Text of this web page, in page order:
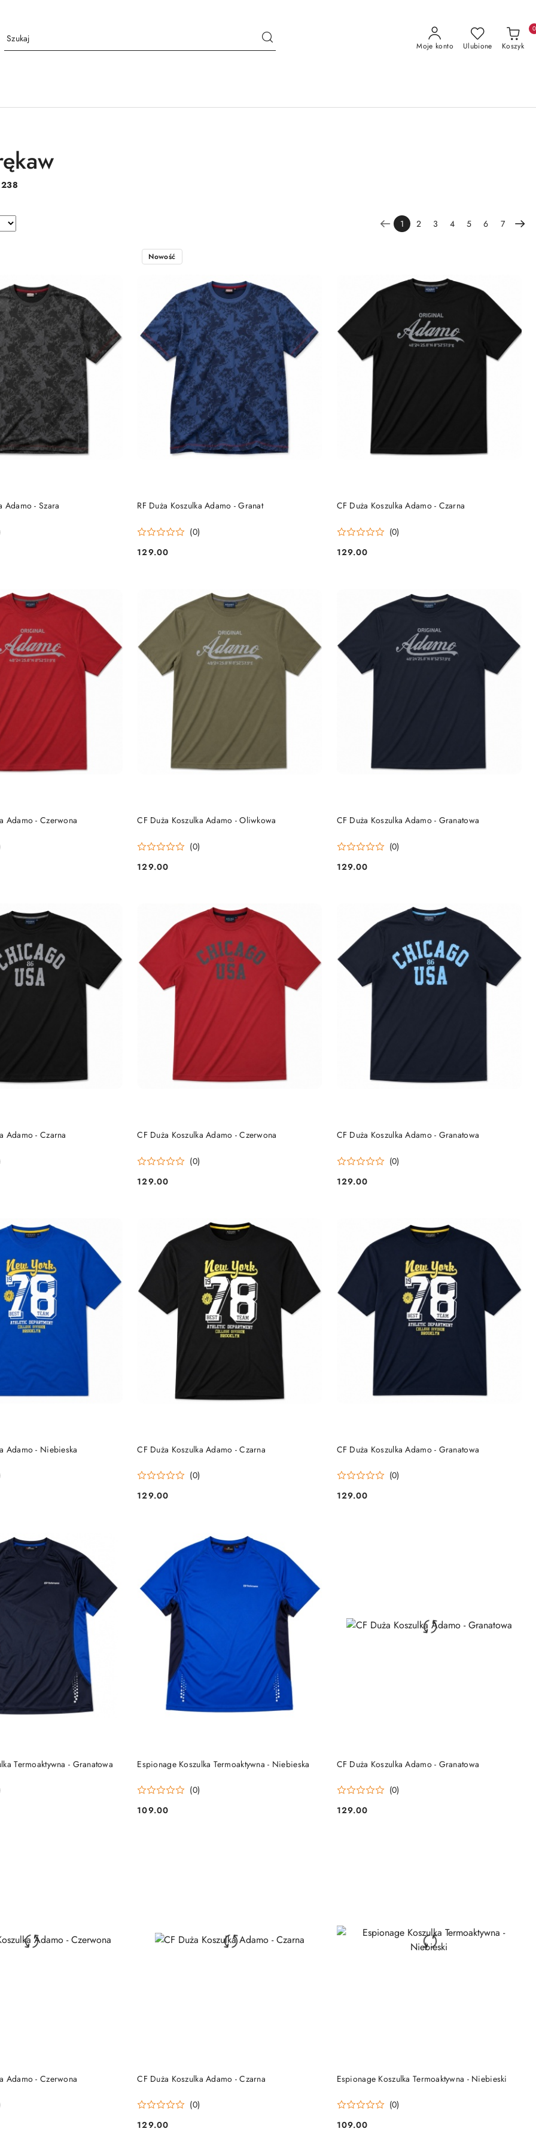
Moje konto Ulubione Koszyk
0
238
1 2 3 4 5 6 7
Adamo - Szara
DO KOSZYKA RF Duża Koszulka Adamo - Granat
(0)
Cena:
129.00
Nowość
DO KOSZYKA CF Duża Koszulka Adamo - Czarna
(0)
Cena:
129.00
DO KOSZYKA
Adamo - Czerwona
DO KOSZYKA CF Duża Koszulka Adamo - Oliwkowa
(0)
Cena:
129.00
DO KOSZYKA CF Duża Koszulka Adamo - Granatowa
(0)
Cena:
129.00
DO KOSZYKA
Adamo - Czarna
DO KOSZYKA CF Duża Koszulka Adamo - Czerwona
(0)
Cena:
129.00
DO KOSZYKA CF Duża Koszulka Adamo - Granatowa
(0)
Cena:
129.00
DO KOSZYKA
Adamo - Niebieska
DO KOSZYKA CF Duża Koszulka Adamo - Czarna
(0)
Cena:
129.00
DO KOSZYKA CF Duża Koszulka Adamo - Granatowa
(0)
Cena:
129.00
DO KOSZYKA
Termoaktywna - Granatowa
DO KOSZYKA Espionage Koszulka Termoaktywna - Niebieska
(0)
Cena:
109.00
DO KOSZYKA CF Duża Koszulka Adamo - Granatowa
(0)
Cena:
129.00
DO KOSZYKA
Adamo - Czerwona
DO KOSZYKA CF Duża Koszulka Adamo - Czarna
(0)
Cena:
129.00
DO KOSZYKA Espionage Koszulka Termoaktywna - Niebieski
(0)
Cena:
109.00
DO KOSZYKA